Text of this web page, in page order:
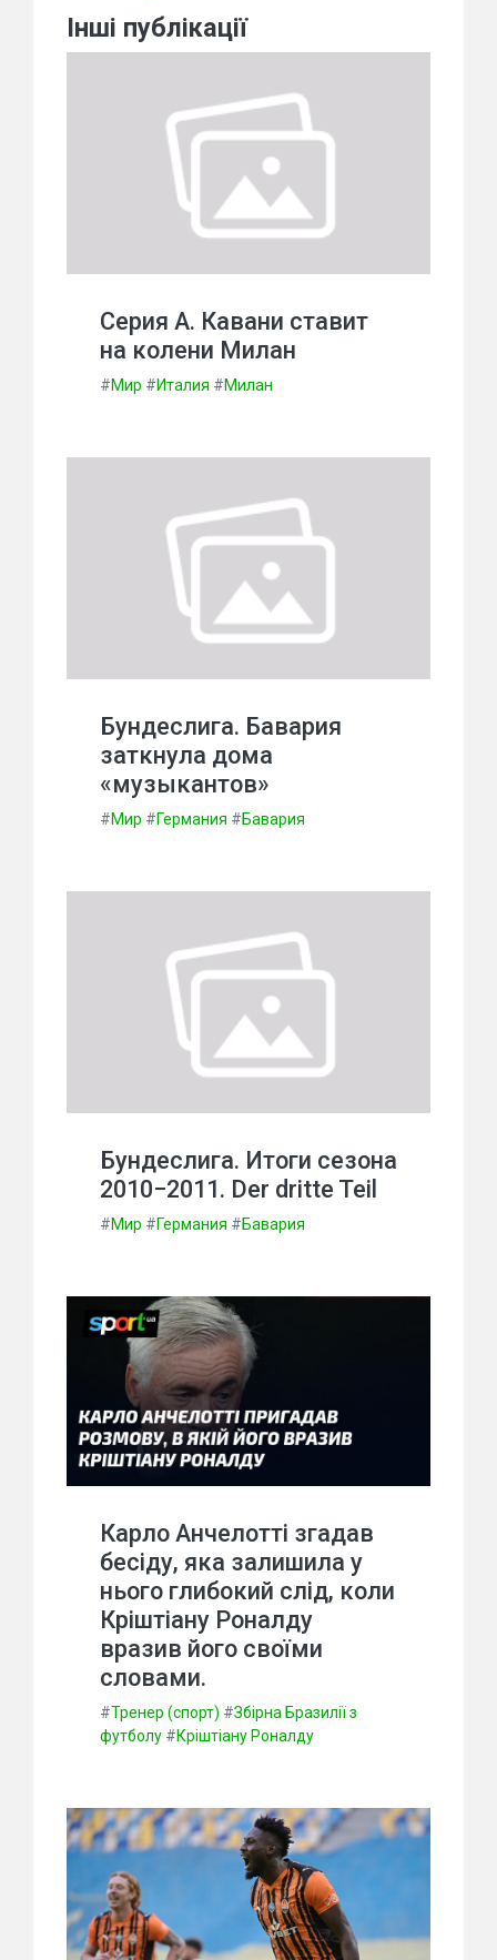
Інші публікації
Серия А. Кавани ставит
на колени Милан
#Мир #Италия #Милан
Бундеслига. Бавария
заткнула дома
«музыкантов»
#Мир #Германия #Бавария
Бундеслига. Итоги сезона
2010−2011. Der dritte Teil
#Мир #Германия #Бавария
Карло Анчелотті згадав
бесіду, яка залишила у
нього глибокий слід, коли
Кріштіану Роналду
вразив його своїми
словами.
#Тренер (спорт) #Збірна Бразилії з
футболу #Кріштіану Роналду